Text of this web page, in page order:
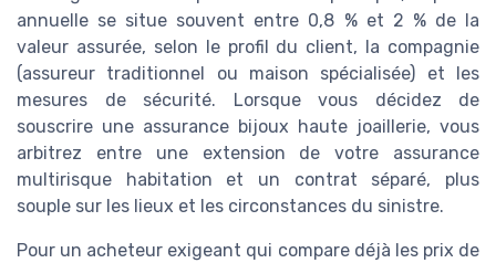
annuelle se situe souvent entre 0,8 % et 2 % de la
valeur assurée, selon le profil du client, la compagnie
(assureur traditionnel ou maison spécialisée) et les
mesures de sécurité. Lorsque vous décidez de
souscrire une assurance bijoux haute joaillerie, vous
arbitrez entre une extension de votre assurance
multirisque habitation et un contrat séparé, plus
souple sur les lieux et les circonstances du sinistre.
Pour un acheteur exigeant qui compare déjà les prix de